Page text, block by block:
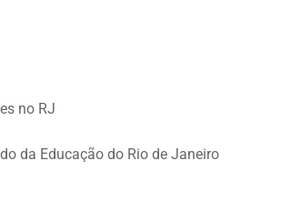
no RJ
da Educação do Rio de Janeiro